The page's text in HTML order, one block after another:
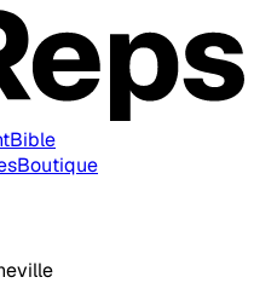
Bible
Boutique